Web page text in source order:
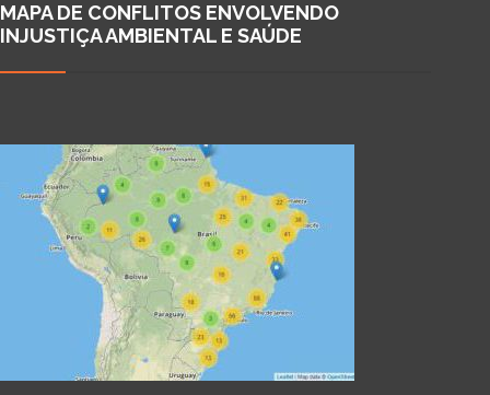
MAPA DE CONFLITOS ENVOLVENDO
INJUSTIÇA AMBIENTAL E SAÚDE